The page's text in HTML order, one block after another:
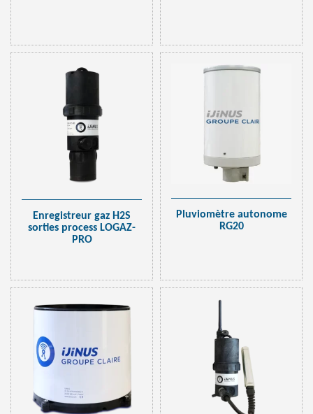
Enregistreur gaz H2S
sorties process LOGAZ-
PRO
Pluviomètre autonome
RG20